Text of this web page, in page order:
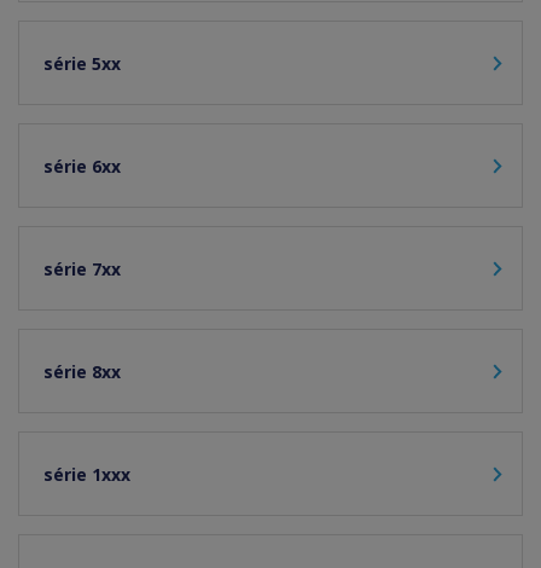
série 5xx
série 6xx
série 7xx
série 8xx
série 1xxx